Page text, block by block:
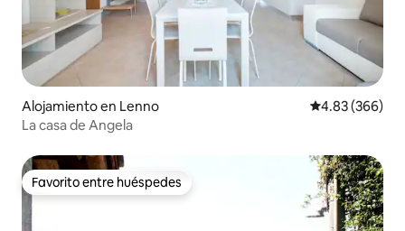
Alojamiento en Lenno Calificación
4.83 (366)
La casa de Angela
Favorito entre huéspedes
Favorito entre huéspedes